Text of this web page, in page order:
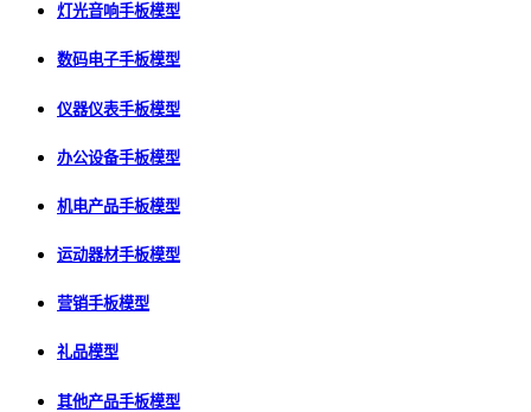
灯光音响手板模型
数码电子手板模型
仪器仪表手板模型
办公设备手板模型
机电产品手板模型
运动器材手板模型
营销手板模型
礼品模型
其他产品手板模型